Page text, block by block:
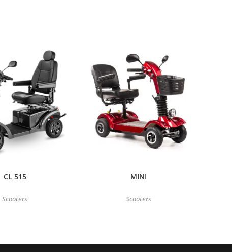
CL 515
Scooters
MINI
Scooters